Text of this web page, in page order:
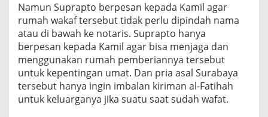
A
I
A
G
E
N
G
P
N
Namun Suprapto berpesan kepada Kamil agar
rumah wakaf tersebut tidak perlu dipindah nama
atau di bawah ke notaris. Suprapto hanya
berpesan kepada Kamil agar bisa menjaga dan
menggunakan rumah pemberiannya tersebut
untuk kepentingan umat. Dan pria asal Surabaya
tersebut hanya ingin imbalan kiriman al-Fatihah
untuk keluarganya jika suatu saat sudah wafat.